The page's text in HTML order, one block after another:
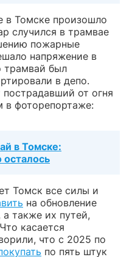
в Томске произошло
случился в трамвае
пожарные
напряжение в
трамвай был
в депо.
от огня
в фоторепортаже:
в Томске:
осталось
Томск все силы и
на обновление
также их путей,
касается
что с 2025 по
по пять штук